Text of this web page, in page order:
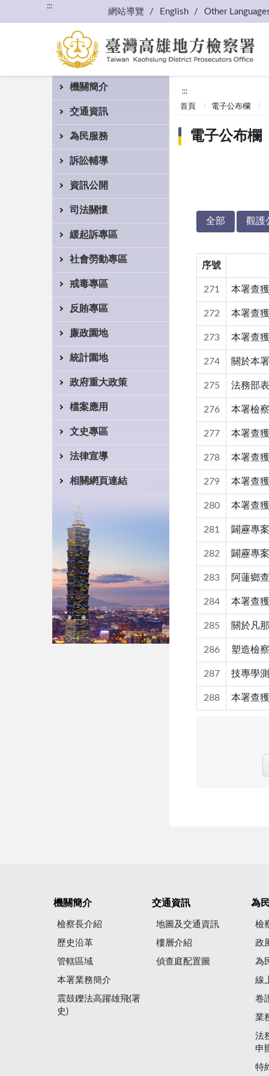
:::
網站導覽 English Other
機關簡介
交通資訊
為民服務
訴訟輔導
資訊公開
司法關懷
緩起訴專區
社會勞動專區
戒毒專區
反賄專區
廉政園地
統計園地
政府重大政策
檔案應用
文史專區
法律宣導
相關網頁連結
:::
首頁 電子公布欄
電子公布欄
全部 觀護
序號
271 本署查
272 本署查
273 本署查
274 關於本
275 法務部
276 本署檢
277 本署查
278 本署查
279 本署查
280 本署查
281 闢靂專
282 闢靂專
283 阿蓮鄉
284 本署查
285 關於凡
286 塑造檢
287 技專學
288 本署查
機關簡介
檢察長介紹
歷史沿革
管轄區域
本署業務簡介
震鼓鑠法高躍雄飛(署
史)
交通資訊
地圖及交通資訊
樓層介紹
偵查庭配置圖
為
檢
政
為
線
卷
業
法
申
特